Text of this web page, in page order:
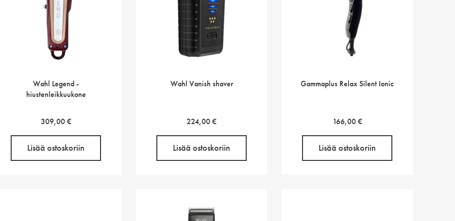
Wahl Legend -
hiustenleikkuukone
309,00€
Lisää ostoskoriin
Wahl Vanish shaver
224,00€
Lisää ostoskoriin
Gammaplus Relax Silent Ionic
166,00€
Lisää ostoskoriin